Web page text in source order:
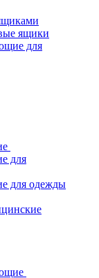
ящики
для
для
для одежды